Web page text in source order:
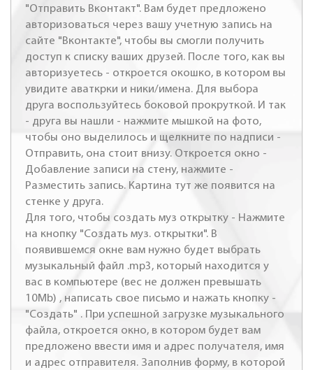
"Отправить Вконтакт". Вам будет предложено
авторизоваться через вашу учетную запись на
сайте "Вконтакте", чтобы вы смогли получить
доступ к списку ваших друзей. После того, как вы
авторизуетесь - откроется окошко, в котором вы
увидите аваткрки и ники/имена. Для выбора
друга воспользуйтесь боковой прокруткой. И так
- друга вы нашли - нажмите мышкой на фото,
чтобы оно выделилось и щелкните по надписи -
Отправить, она стоит внизу. Откроется окно -
Добавление записи на стену, нажмите -
Разместить запись. Картина тут же появится на
стенке у друга.
Для того, чтобы создать муз открытку - Нажмите
на кнопку "Создать муз. открытки". В
появившемся окне вам нужно будет выбрать
музыкальный файл .mp3, который находится у
вас в компьютере (вес не должен превышать
10Mb) , написать свое письмо и нажать кнопку -
"Создать" . При успешной загрузке музыкального
файла, откроется окно, в котором будет вам
предложено ввести имя и адрес получателя, имя
и адрес отправителя. Заполнив форму, в которой